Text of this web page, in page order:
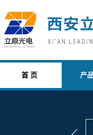
首 页 产